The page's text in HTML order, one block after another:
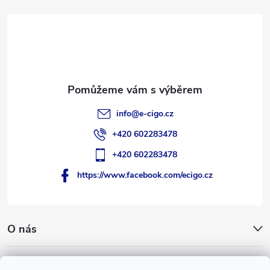
O nás
info@e-cigo.cz
+420 602283478
+420 602283478
https://www.facebook.com/ecigo.cz